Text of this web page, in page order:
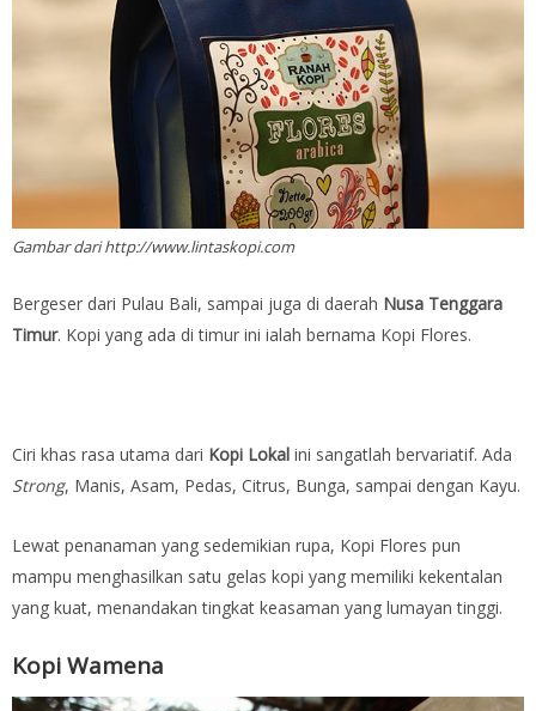
Gambar dari http://www.lintaskopi.com
Bergeser dari Pulau Bali, sampai juga di daerah Nusa Tenggara
Timur. Kopi yang ada di timur ini ialah bernama Kopi Flores.
Ciri khas rasa utama dari Kopi Lokal ini sangatlah bervariatif. Ada
Strong, Manis, Asam, Pedas, Citrus, Bunga, sampai dengan Kayu.
Lewat penanaman yang sedemikian rupa, Kopi Flores pun
mampu menghasilkan satu gelas kopi yang memiliki kekentalan
yang kuat, menandakan tingkat keasaman yang lumayan tinggi.
Kopi Wamena